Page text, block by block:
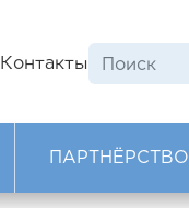
Контакты
ПАРТНЁРСТВО